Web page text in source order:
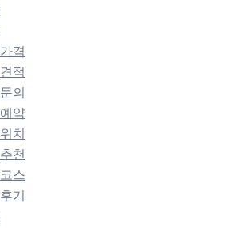
격
적
의
약
치
천
스
기